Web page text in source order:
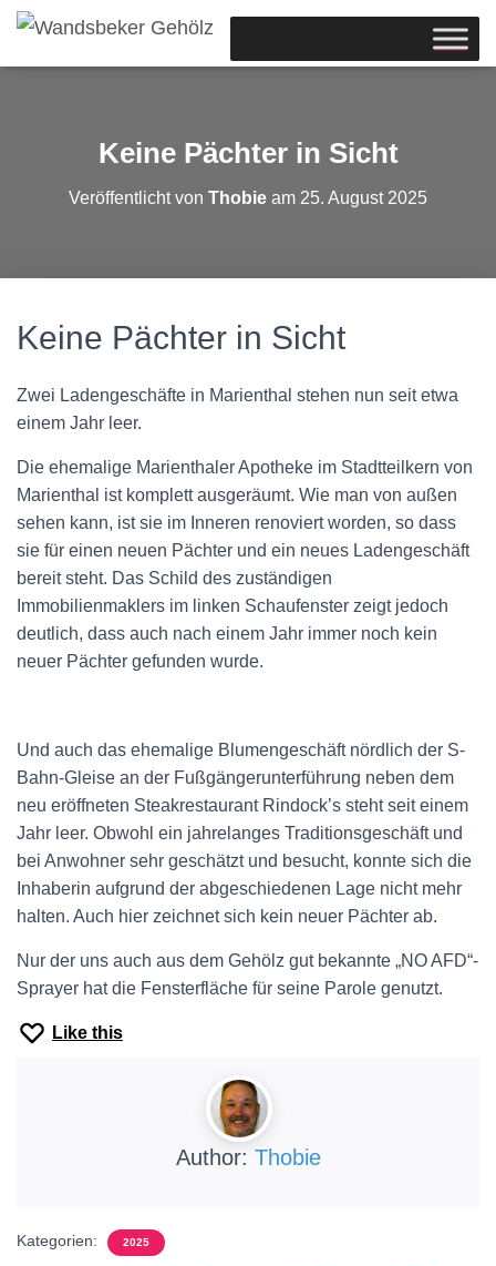
Keine Pächter in Sicht
Veröffentlicht von Thobie am 25. August 2025
Keine Pächter in Sicht
Zwei Ladengeschäfte in Marienthal stehen nun seit etwa
einem Jahr leer.
Die ehemalige Marienthaler Apotheke im Stadtteilkern von
Marienthal ist komplett ausgeräumt. Wie man von außen
sehen kann, ist sie im Inneren renoviert worden, so dass
sie für einen neuen Pächter und ein neues Ladengeschäft
bereit steht. Das Schild des zuständigen
Immobilienmaklers im linken Schaufenster zeigt jedoch
deutlich, dass auch nach einem Jahr immer noch kein
neuer Pächter gefunden wurde.
Und auch das ehemalige Blumengeschäft nördlich der S-
Bahn-Gleise an der Fußgängerunterführung neben dem
neu eröffneten Steakrestaurant Rindock’s steht seit einem
Jahr leer. Obwohl ein jahrelanges Traditionsgeschäft und
bei Anwohner sehr geschätzt und besucht, konnte sich die
Inhaberin aufgrund der abgeschiedenen Lage nicht mehr
halten. Auch hier zeichnet sich kein neuer Pächter ab.
Nur der uns auch aus dem Gehölz gut bekannte „NO AFD“-
Sprayer hat die Fensterfläche für seine Parole genutzt.
Like this
Author: Thobie
Kategorien: 2025